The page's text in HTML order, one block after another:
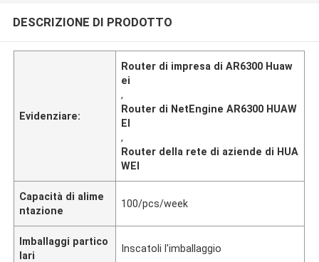
DESCRIZIONE DI PRODOTTO
Evidenziare:
Router di impresa di AR6300 Huaw
ei
,
Router di NetEngine AR6300 HUAW
EI
,
Router della rete di aziende di HUA
WEI
Capacità di alime
ntazione
100/pcs/week
Imballaggi partico
lari
Inscatoli l'imballaggio